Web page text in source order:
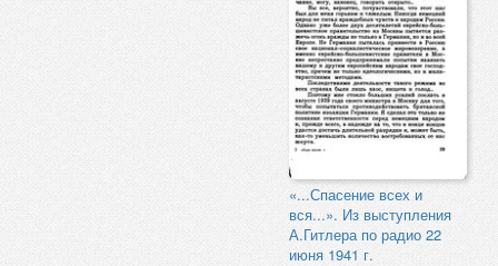
«...Спасение всех и
вся...». Из выступления
А.Гитлера по радио 22
июня 1941 г.